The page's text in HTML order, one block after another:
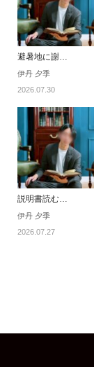
避暑地に謝…
伊丹 夕季
2026.07.30
説明書読む…
伊丹 夕季
2026.07.27